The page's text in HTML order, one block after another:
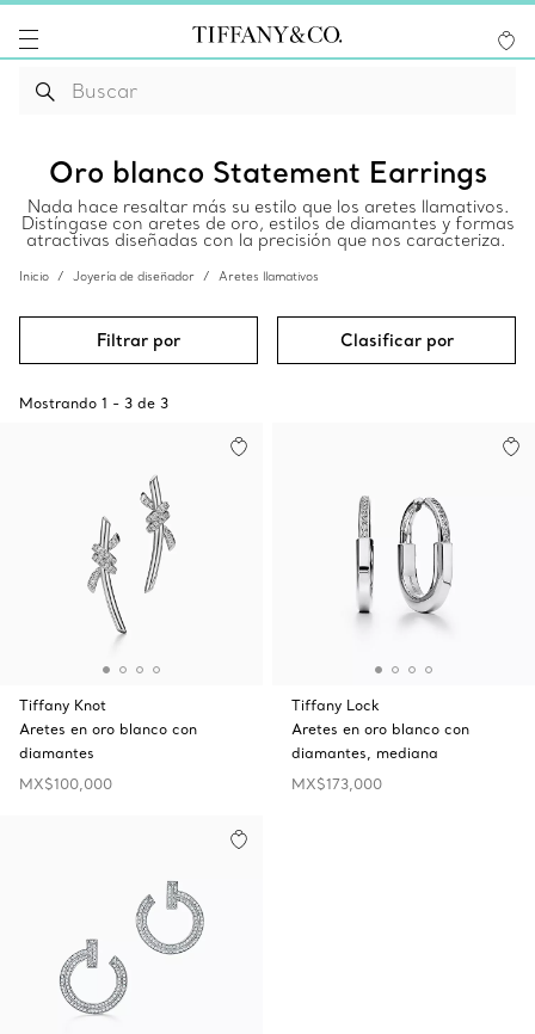
Oro blanco Statement Earrings
Nada hace resaltar más su estilo que los aretes llamativos.
Distíngase con aretes de oro, estilos de diamantes y formas
atractivas diseñadas con la precisión que nos caracteriza.
Inicio Joyería de diseñador Aretes llamativos
Filtrar por Clasificar por
Mostrando 1 - 3 de 3
Tiffany Knot
Aretes en oro blanco con
diamantes
MX$100,000
Tiffany Lock
Aretes en oro blanco con
diamantes, mediana
MX$173,000